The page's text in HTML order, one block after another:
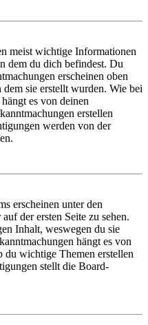
meist wichtige Informationen
dem du dich befindest. Du
erscheinen oben
sie erstellt wurden. Wie bei
es von deinen
erstellen
werden von der
erscheinen unter den
der ersten Seite zu sehen.
Inhalt, weswegen du sie
hängt es von
du wichtige Themen erstellen
stellt die Board-